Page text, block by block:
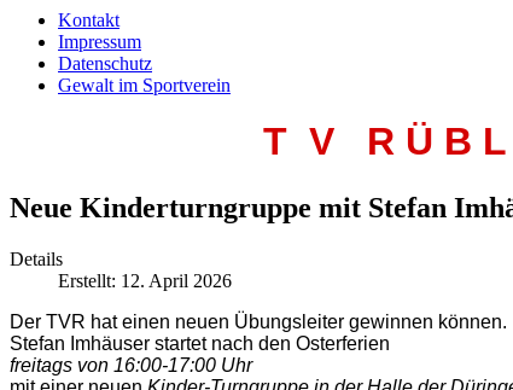
Kontakt
Impressum
Datenschutz
Gewalt im Sportverein
T V R Ü B
Neue Kinderturngruppe mit Stefan
Details
Erstellt: 12. April 2026
Der TVR hat einen neuen Übungsleiter gewinnen können.
Stefan Imhäuser startet nach den Osterferien
freitags von 16:00-17:00 Uhr